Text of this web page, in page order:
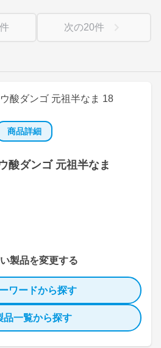
商品詳細
酸ダンゴ 元祖半なま
製品を変更する
ワードから探す
品一覧から探す
件 次の20件